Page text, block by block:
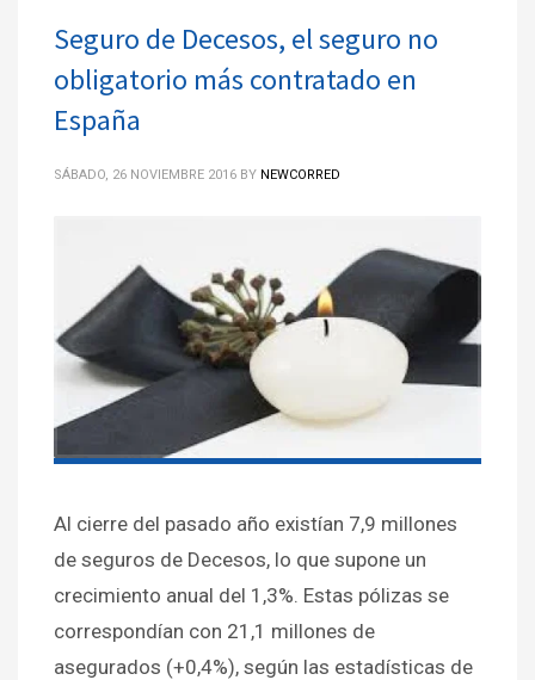
Seguro de Decesos, el seguro no
obligatorio más contratado en
España
SÁBADO, 26 NOVIEMBRE 2016 BY NEWCORRED
Al cierre del pasado año existían 7,9 millones
de seguros de Decesos, lo que supone un
crecimiento anual del 1,3%. Estas pólizas se
correspondían con 21,1 millones de
asegurados (+0,4%), según las estadísticas de